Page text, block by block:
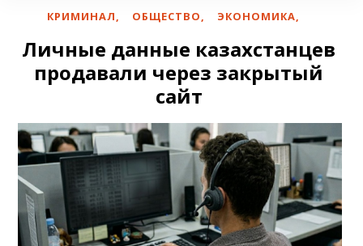
КРИМИНАЛ, ОБЩЕСТВО, ЭКОНОМИКА,
Личные данные казахстанцев
продавали через закрытый
сайт